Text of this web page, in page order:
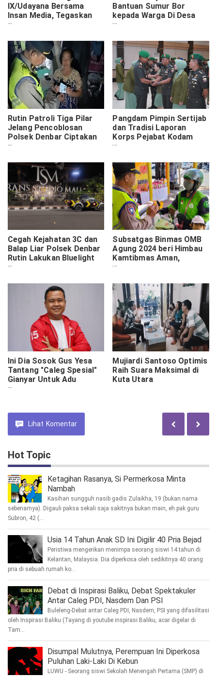
IX/Udayana Bersama
Insan Media, Tegaskan
TNI Tetap Netral Dalam
Bantuan Sumur Bor
kepada Warga Di Desa
Melinggih Kelod
Rutin Patroli Tiga Pilar
Jelang Pencoblosan
Polsek Denbar Ciptakan
Tertib Administrasi
Pangdam Pimpin Sertijab
dan Tradisi Laporan
Korps Pejabat Kodam
IX/Udayana
Cegah Kejahatan 3C dan
Balap Liar Polsek Denbar
Rutin Lakukan Bluelight
Patrol
Subsatgas Binmas OMB
Agung 2024 beri Himbau
Kamtibmas Aman,
Sosialisasikan Pemilu
Ini Dia Sosok Gus Yesa
Tantang "Caleg Spesial"
Gianyar Untuk Adu
Gagasan
Mujiardi Santoso Optimis
Raih Suara Maksimal di
Kuta Utara
Lihat Komentar
Hot Topic
Ketagihan Rasanya, Si Permerkosa Minta
Nambah
Kasihan sungguh nasib gadis Zulaikha, 19 (bukan nama
sebenarnya). Digauli paksa sekali saja sakitnya bukan main, eh pak guru
Subron, 42 (...
Usia 14 Tahun Anak SD Ini Digilir 40 Pria Bejad
Peristiwa mengerikan menimpa seorang siswi 14 tahun di
Kelantan, Malaysia. Dia diperkosa oleh sedikitnya 40 orang
pria di sebuah rumah ko...
Debat di Inspirasi Baliku, Debat Spektakuler
Antar Caleg PDI, Nasdem Dan PSI
Buleleng-Debat antar Caleg PDI, Nasdem, PSI yang difasilitasi
oleh Inspirasi Baliku (Tayang di youtube inspirasi Baliku, acar digelar di
Tam...
Disumpal Mulutnya, Perempuan Ini Diperkosa
Puluhan Laki-Laki Di Kebun
LUWU - Seorang siswi Sekolah Menengah Pertama (SMP) di